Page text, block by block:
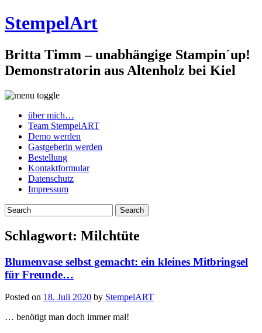
StempelArt
Britta Timm – unabhängige Stampin´up!
Demonstratorin aus Altenholz bei Kiel
über mich…
Team StempelART
Demo werden
Gastgeberin werden
Bestellung
Kontaktformular
Datenschutz
Impressum
Schlagwort: Milchtüte
Blumenvase selbst gemacht: ein kleines Mitbringsel
für Freunde…
Posted on 18. Juli 2020 by StempelART
… benötigt man doch immer mal!